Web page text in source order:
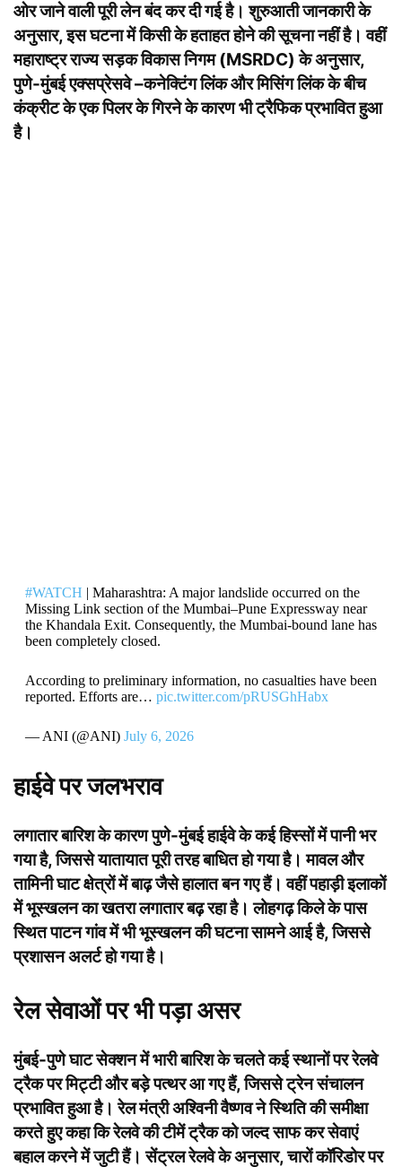
ओर जाने वाली पूरी लेन बंद कर दी गई है। शुरुआती जानकारी के
अनुसार, इस घटना में किसी के हताहत होने की सूचना नहीं है। वहीं
महाराष्ट्र राज्य सड़क विकास निगम (MSRDC) के अनुसार,
पुणे-मुंबई एक्सप्रेसवे –कनेक्टिंग लिंक और मिसिंग लिंक के बीच
कंक्रीट के एक पिलर के गिरने के कारण भी ट्रैफिक प्रभावित हुआ
है।
#WATCH | Maharashtra: A major landslide occurred on the
Missing Link section of the Mumbai–Pune Expressway near
the Khandala Exit. Consequently, the Mumbai-bound lane has
been completely closed.
According to preliminary information, no casualties have been
reported. Efforts are… pic.twitter.com/pRUSGhHabx
— ANI (@ANI) July 6, 2026
हाईवे पर जलभराव
लगातार बारिश के कारण पुणे-मुंबई हाईवे के कई हिस्सों में पानी भर
गया है, जिससे यातायात पूरी तरह बाधित हो गया है। मावल और
तामिनी घाट क्षेत्रों में बाढ़ जैसे हालात बन गए हैं। वहीं पहाड़ी इलाकों
में भूस्खलन का खतरा लगातार बढ़ रहा है। लोहगढ़ किले के पास
स्थित पाटन गांव में भी भूस्खलन की घटना सामने आई है, जिससे
प्रशासन अलर्ट हो गया है।
रेल सेवाओं पर भी पड़ा असर
मुंबई-पुणे घाट सेक्शन में भारी बारिश के चलते कई स्थानों पर रेलवे
ट्रैक पर मिट्टी और बड़े पत्थर आ गए हैं, जिससे ट्रेन संचालन
प्रभावित हुआ है। रेल मंत्री अश्विनी वैष्णव ने स्थिति की समीक्षा
करते हुए कहा कि रेलवे की टीमें ट्रैक को जल्द साफ कर सेवाएं
बहाल करने में जुटी हैं। सेंट्रल रेलवे के अनुसार, चारों कॉरिडोर पर